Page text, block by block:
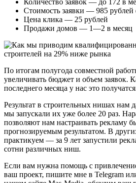
Стоимость заявки — 985
Цена клика — 25 рублей
Продажи домов — 1—2 в месяц
По итогам полугода совместной
увеличивать бюджет и объем заявок.
последнего месяца у нас это
Результат в строительных нишах нам
мы запускали их уже более 20 раз.
позволяют нам настраивать рекламу
прогнозируемым результатом. В
практикуем — за 9 лет запустили
сотни различных ниш.
Если вам нужна помощь с
ваш проект, пишите мне в Telegram